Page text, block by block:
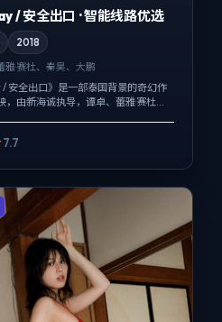
/ 安全出口 · 智能线路优选
2018
雅·赛杜、秦昊、大鹏
/ 安全出口》是一部泰国背景的奇幻作
，由新海诚执导，谭卓、蕾雅·赛杜、
7.7